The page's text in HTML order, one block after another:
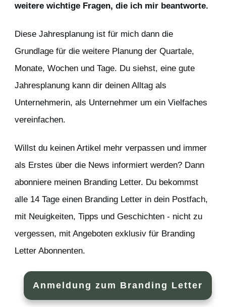
weitere wichtige Fragen, die ich mir beantworte.
Diese Jahresplanung ist für mich dann die
Grundlage für die weitere Planung der Quartale,
Monate, Wochen und Tage. Du siehst, eine gute
Jahresplanung kann dir deinen Alltag als
Unternehmerin, als Unternehmer um ein Vielfaches
vereinfachen.
Willst du keinen Artikel mehr verpassen und immer
als Erstes über die News informiert werden? Dann
abonniere meinen Branding Letter. Du bekommst
alle 14 Tage einen Branding Letter in dein Postfach,
mit Neuigkeiten, Tipps und Geschichten - nicht zu
vergessen, mit Angeboten exklusiv für Branding
Letter Abonnenten.
Anmeldung zum Branding Letter